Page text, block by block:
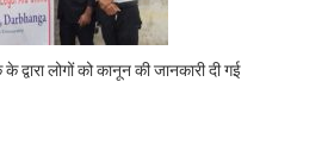
लोगों को कानून की जानकारी दी गई